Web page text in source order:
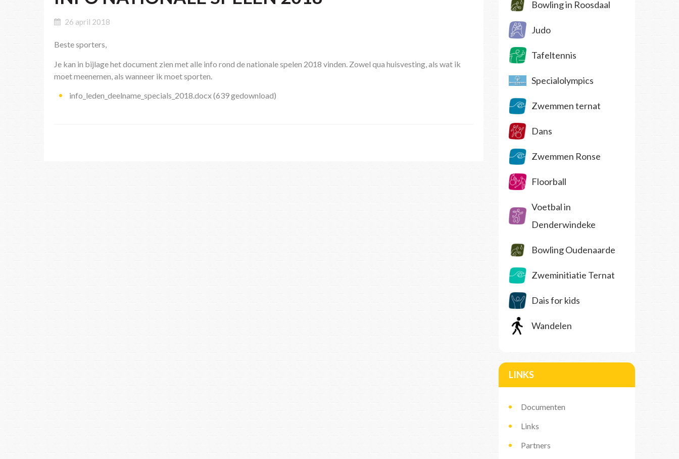
26 april 2018
Beste sporters,
Je kan in bijlage het document zien met alle info rond de nationale spelen 2018 vinden. Zowel qua huisvesting, als wat ik
moet meenemen, als wanneer ik moet sporten.
info_leden_deelname_specials_2018.docx(639 gedownload)
Bowling in Roosdaal
Judo
Tafeltennis
Specialolympics
Zwemmen ternat
Dans
Zwemmen Ronse
Floorball
Voetbal in
Denderwindeke
Bowling Oudenaarde
Zweminitiatie Ternat
Dais for kids
Wandelen
LINKS
Documenten
Links
Partners